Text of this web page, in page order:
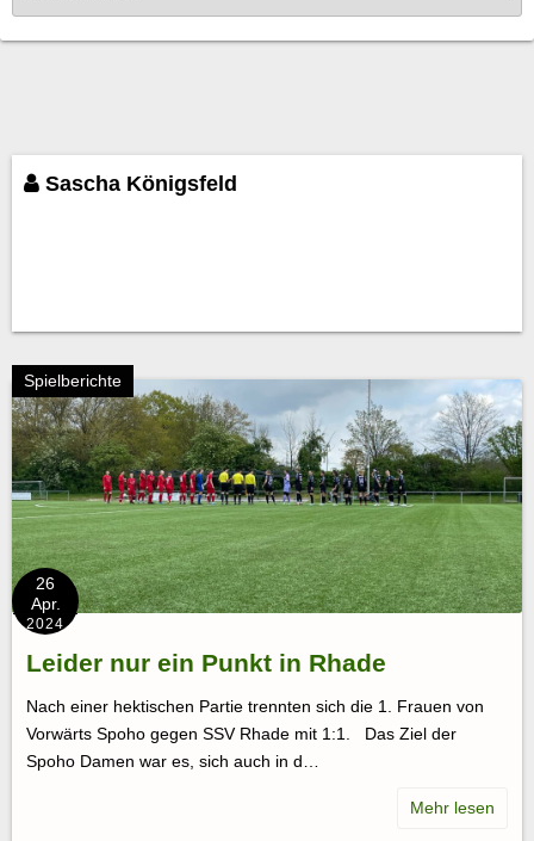
Sascha Königsfeld
Spielberichte
26
Apr.
2024
Leider nur ein Punkt in Rhade
Nach einer hektischen Partie trennten sich die 1. Frauen von
Vorwärts Spoho gegen SSV Rhade mit 1:1. Das Ziel der
Spoho Damen war es, sich auch in d…
r
c